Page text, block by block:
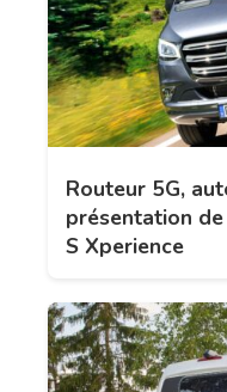
Routeur 5G,
présentation de
S Xperience